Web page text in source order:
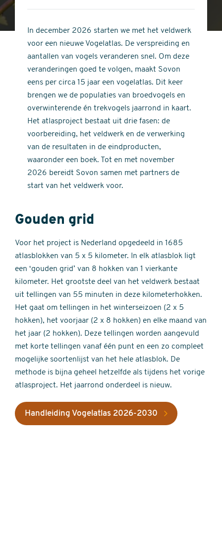
stars
of
stars
In december 2026 starten we met het veldwerk
voor een nieuwe Vogelatlas. De verspreiding en
aantallen van vogels veranderen snel. Om deze
veranderingen goed te volgen, maakt Sovon
eens per circa 15 jaar een vogelatlas. Dit keer
brengen we de populaties van broedvogels en
overwinterende én trekvogels jaarrond in kaart.
Het atlasproject bestaat uit drie fasen: de
voorbereiding, het veldwerk en de verwerking
van de resultaten in de eindproducten,
waaronder een boek. Tot en met november
2026 bereidt Sovon samen met partners de
start van het veldwerk voor.
Gouden grid
Voor het project is Nederland opgedeeld in 1685
atlasblokken van 5 x 5 kilometer. In elk atlasblok ligt
een ‘gouden grid’ van 8 hokken van 1 vierkante
kilometer. Het grootste deel van het veldwerk bestaat
uit tellingen van 55 minuten in deze kilometerhokken.
Het gaat om tellingen in het winterseizoen (2 x 5
hokken), het voorjaar (2 x 8 hokken) en elke maand van
het jaar (2 hokken). Deze tellingen worden aangevuld
met korte tellingen vanaf één punt en een zo compleet
mogelijke soortenlijst van het hele atlasblok. De
methode is bijna geheel hetzelfde als tijdens het vorige
atlasproject. Het jaarrond onderdeel is nieuw.
Handleiding Vogelatlas 2026-2030